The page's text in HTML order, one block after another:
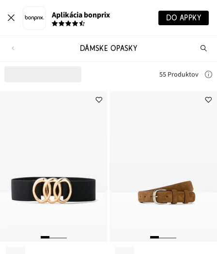
Aplikácia bonprix DO APPKY
DÁMSKE OPASKY
55 Produktov